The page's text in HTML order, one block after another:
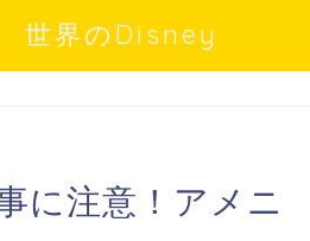
世界のDisney
に注意！アメニ